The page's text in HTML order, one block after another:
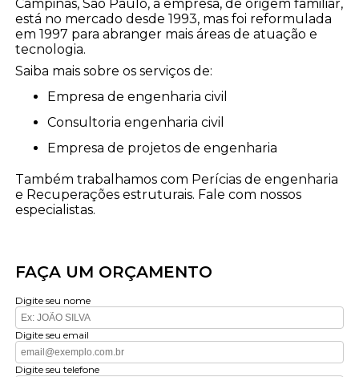
Campinas, São Paulo, a empresa, de origem familiar,
está no mercado desde 1993, mas foi reformulada
em 1997 para abranger mais áreas de atuação e
tecnologia.
Saiba mais sobre os serviços de:
empresa de engenharia civil
consultoria engenharia civil
empresa de projetos de engenharia
Também trabalhamos com Perícias de engenharia
e Recuperações estruturais. Fale com nossos
especialistas.
FAÇA UM ORÇAMENTO
Digite seu nome
Digite seu email
Digite seu telefone